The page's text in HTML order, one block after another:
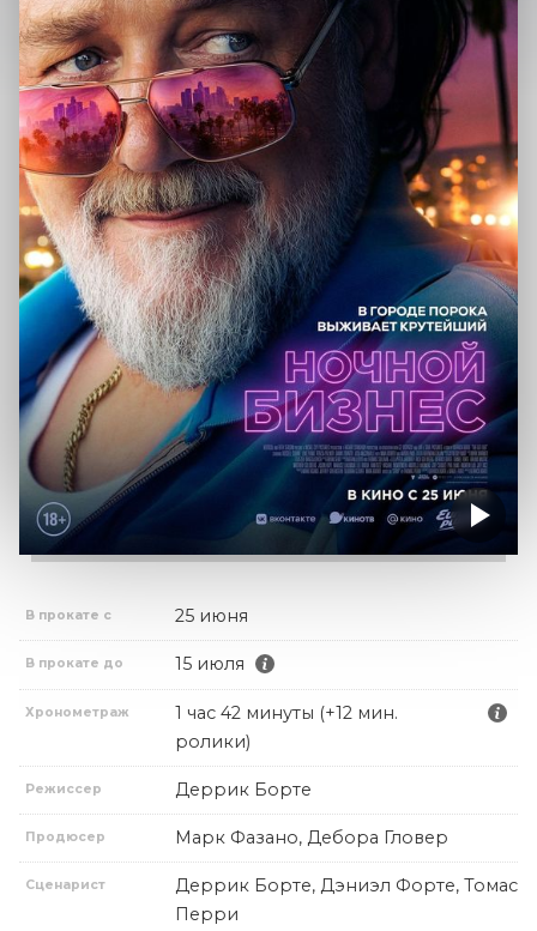
В прокате с 25 июня
В прокате до 15 июля
Хронометраж
1 час 42 минуты (+12 мин.
ролики)
Режиссер Деррик Борте
Продюсер Марк Фазано, Дебора Гловер
Сценарист
Деррик Борте, Дэниэл Форте, Томас
Перри